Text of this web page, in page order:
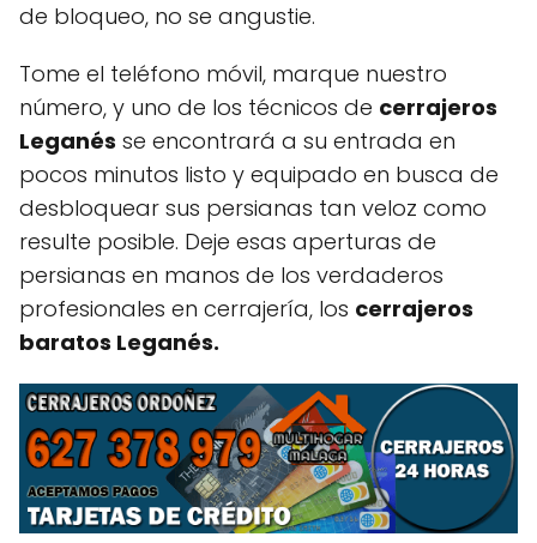
de bloqueo, no se angustie.
Tome el teléfono móvil, marque nuestro
número, y uno de los técnicos de cerrajeros
Leganés se encontrará a su entrada en
pocos minutos listo y equipado en busca de
desbloquear sus persianas tan veloz como
resulte posible. Deje esas aperturas de
persianas en manos de los verdaderos
profesionales en cerrajería, los cerrajeros
baratos Leganés.